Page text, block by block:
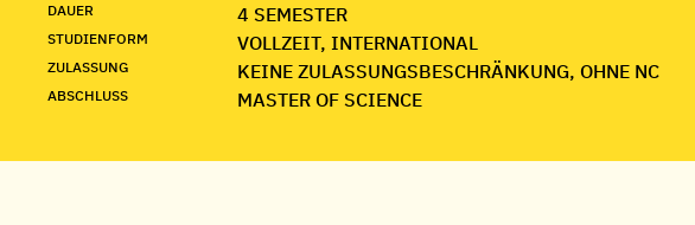
DAUER 4 SEMESTER
STUDIENFORM VOLLZEIT, INTERNATIONAL
ZULASSUNG KEINE ZULASSUNGSBESCHRÄNKUNG, OHNE NC
ABSCHLUSS MASTER OF SCIENCE